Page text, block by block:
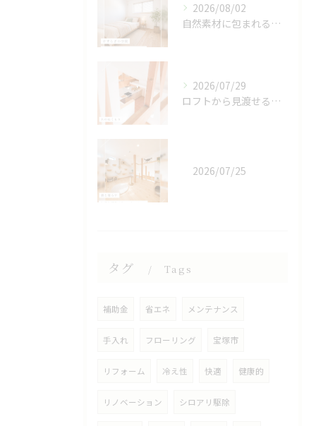
2026/08/02
自然素材に包まれる、心地よい寝室🌿
2026/07/29
ロフトから見渡せる、開放的なキッチン🌿
2026/07/25
タグ Tags
補助金 省エネ メンテナンス
手入れ フローリング 宝塚市
リフォーム 冷え性 快適 健康的
リノベーション シロアリ駆除